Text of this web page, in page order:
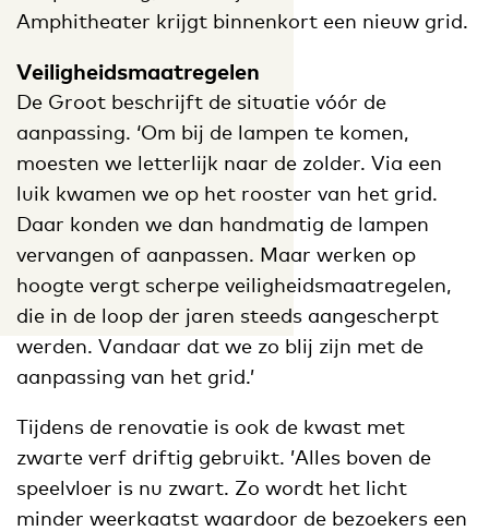
Amphitheater krijgt binnenkort een nieuw grid.
Veiligheidsmaatregelen
De Groot beschrijft de situatie vóór de
aanpassing. ‘Om bij de lampen te komen,
moesten we letterlijk naar de zolder. Via een
luik kwamen we op het rooster van het grid.
Daar konden we dan handmatig de lampen
vervangen of aanpassen. Maar werken op
hoogte vergt scherpe veiligheidsmaatregelen,
die in de loop der jaren steeds aangescherpt
werden. Vandaar dat we zo blij zijn met de
aanpassing van het grid.’
Tijdens de renovatie is ook de kwast met
zwarte verf driftig gebruikt. ’Alles boven de
speelvloer is nu zwart. Zo wordt het licht
minder weerkaatst waardoor de bezoekers een